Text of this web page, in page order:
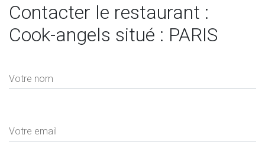
Contacter le restaurant :
Cook-angels situé : PARIS
Votre nom
Votre email